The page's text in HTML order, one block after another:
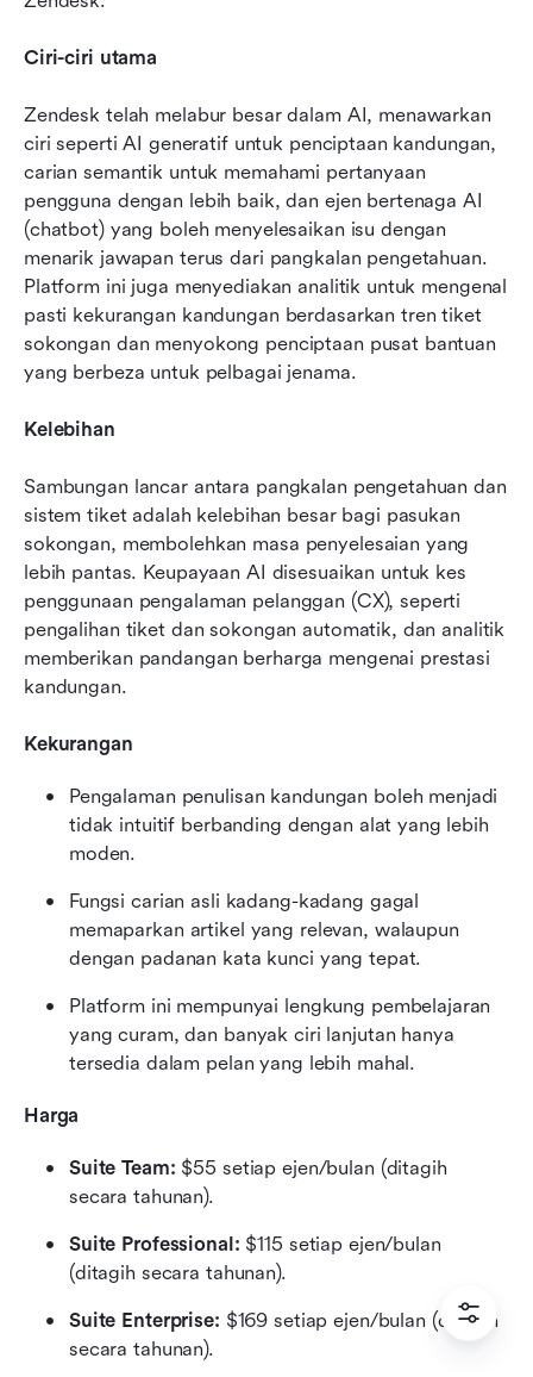
Ciri-ciri utama
Zendesk telah melabur besar dalam AI, menawarkan
ciri seperti AI generatif untuk penciptaan kandungan,
carian semantik untuk memahami pertanyaan
pengguna dengan lebih baik, dan ejen bertenaga AI
(chatbot) yang boleh menyelesaikan isu dengan
menarik jawapan terus dari pangkalan pengetahuan.
Platform ini juga menyediakan analitik untuk mengenal
pasti kekurangan kandungan berdasarkan tren tiket
sokongan dan menyokong penciptaan pusat bantuan
yang berbeza untuk pelbagai jenama.
Kelebihan
Sambungan lancar antara pangkalan pengetahuan dan
sistem tiket adalah kelebihan besar bagi pasukan
sokongan, membolehkan masa penyelesaian yang
lebih pantas. Keupayaan AI disesuaikan untuk kes
penggunaan pengalaman pelanggan (CX), seperti
pengalihan tiket dan sokongan automatik, dan analitik
memberikan pandangan berharga mengenai prestasi
kandungan.
Kekurangan
Pengalaman penulisan kandungan boleh menjadi
tidak intuitif berbanding dengan alat yang lebih
moden.
Fungsi carian asli kadang-kadang gagal
memaparkan artikel yang relevan, walaupun
dengan padanan kata kunci yang tepat.
Platform ini mempunyai lengkung pembelajaran
yang curam, dan banyak ciri lanjutan hanya
tersedia dalam pelan yang lebih mahal.
Harga
Suite Team: $55 setiap ejen/bulan (ditagih
secara tahunan).
Suite Professional: $115 setiap ejen/bulan
(ditagih secara tahunan).
Suite Enterprise: $169 setiap ejen/bulan (ditagih
secara tahunan).